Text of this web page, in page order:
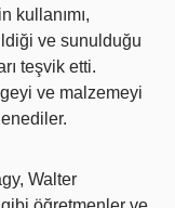
kullanımı,
ve sunulduğu
teşvik etti.
ve malzemeyi
Walter